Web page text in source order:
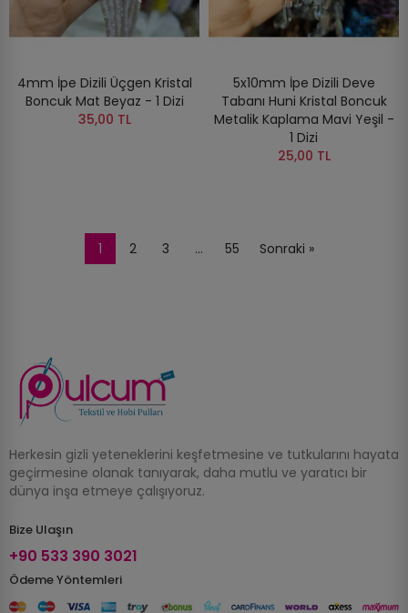
4mm İpe Dizili Üçgen Kristal
Boncuk Mat Beyaz - 1 Dizi
35,00 TL
5x10mm İpe Dizili Deve
Tabanı Huni Kristal Boncuk
Metalik Kaplama Mavi Yeşil -
1 Dizi
25,00 TL
1 2 3 … 55 Sonraki »
Herkesin gizli yeteneklerini keşfetmesine ve tutkularını hayata
geçirmesine olanak tanıyarak, daha mutlu ve yaratıcı bir
dünya inşa etmeye çalışıyoruz.
Bize Ulaşın
+90 533 390 3021
Ödeme Yöntemleri